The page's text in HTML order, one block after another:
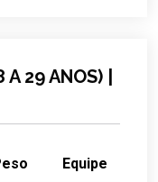
29 ANOS) |
Equipe